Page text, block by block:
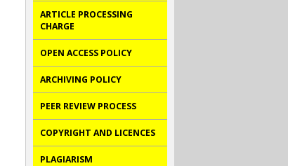
ARTICLE PROCESSING
CHARGE
OPEN ACCESS POLICY
ARCHIVING POLICY
PEER REVIEW PROCESS
COPYRIGHT AND LICENCES
PLAGIARISM